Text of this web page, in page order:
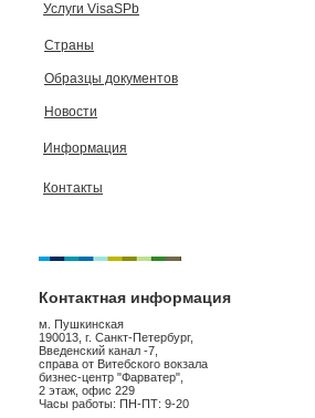
Услуги VisaSPb
Страны
Образцы документов
Новости
Информация
Контакты
Контактная информация
м. Пушкинская
190013, г. Санкт-Петербург,
Введенский канал -7,
справа от Витебского вокзала
бизнес-центр "Фарватер",
2 этаж, офис 229
Часы работы: ПН-ПТ: 9-20